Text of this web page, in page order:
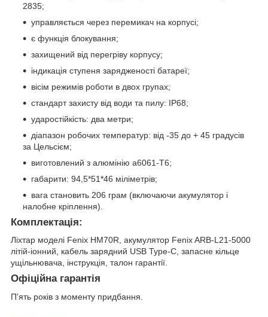
2835;
управляється через перемикач на корпусі;
є функція блокування;
захищений від перегріву корпусу;
індикація ступеня зарядженості батареї;
вісім режимів роботи в двох групах;
стандарт захисту від води та пилу: IP68;
ударостійкість: два метри;
діапазон робочих температур: від -35 до + 45 градусів
за Цельсієм;
виготовлений з алюмінію а6061-Т6;
габарити: 94,5*51*46 міліметрів;
вага становить 206 грам (включаючи акумулятор і
налобне кріплення).
Комплектація:
Ліхтар моделі Fenix HM70R, акумулятор Fenix ARB-L21-5000
літій-іонний, кабель зарядний USB Type-C, запасне кільце
ущільнювача, інструкція, талон гарантії.
Офіційна гарантія
П'ять років з моменту придбання.